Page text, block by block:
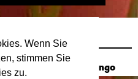
Wenn Sie
stimmen Sie
zu.
Stefanie-Lahya Aukongo